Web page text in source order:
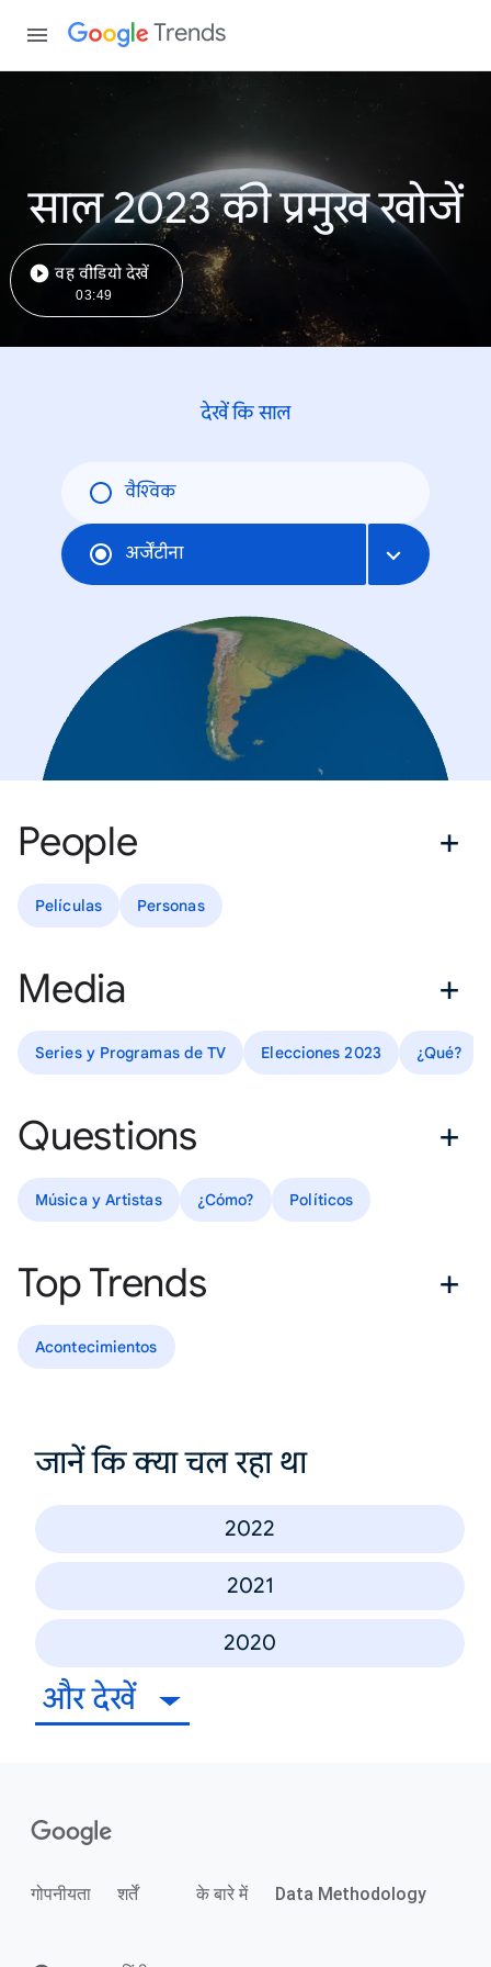
Trends
साल 2023 की प्रमुख खोजें
वह वीडियो देखें
03:49
देखें कि साल
वैश्विक
अर्जेंटीना
People
Películas Personas
Media
Series y Programas de TV Elecciones 2023 ¿Qué?
Questions
Música y Artistas ¿Cómo? Políticos
Top Trends
Acontecimientos
जानें कि क्या चल रहा था
2022
2021
2020
और देखें
गोपनीयता शर्तें के बारे में Data Methodology